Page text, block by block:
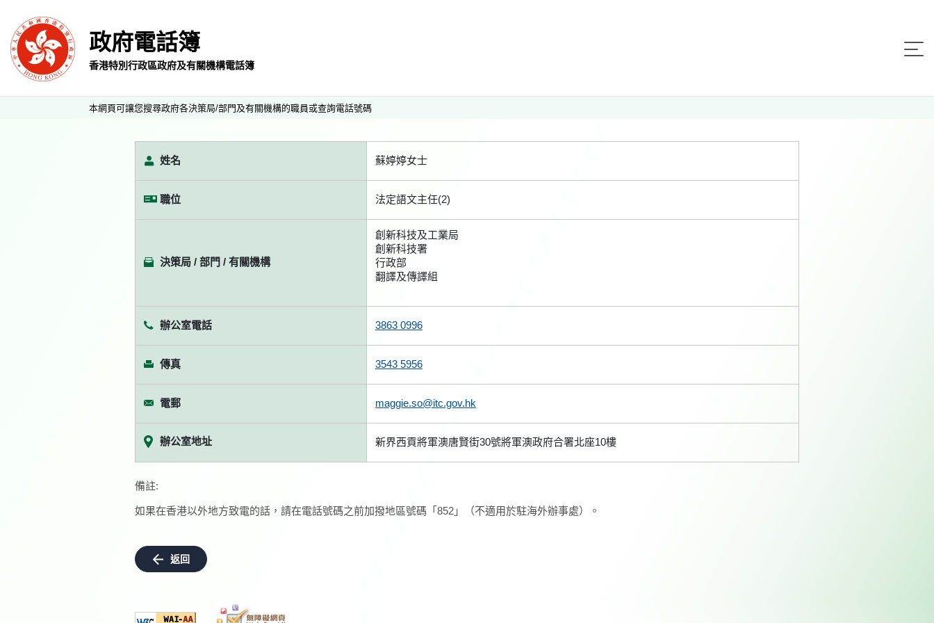
政府電話簿
香港特別行政區政府及有關機構電話簿
本網頁可讓您搜尋政府各決策局/部門及有關機構的職員或查詢電話號碼
姓名 蘇婷婷女士
職位 法定語文主任(2)
決策局 / 部門 / 有關機構
創新科技及工業局
創新科技署
行政部
翻譯及傳譯組
辦公室電話 3863 0996
傳真 3543 5956
電郵 maggie.so@itc.gov.hk
辦公室地址 新界西貢將軍澳唐賢街30號將軍澳政府合署北座10樓
備註:
如果在香港以外地方致電的話，請在電話號碼之前加撥地區號碼「852」（不適用於駐海外辦事處）。
返回